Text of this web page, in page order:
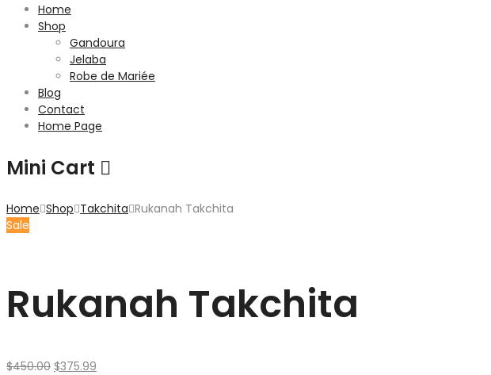
Home
Shop
Gandoura
Jelaba
Robe de Mariée
Blog
Contact
Home Page
Mini Cart
Home Shop Takchita Rukanah Takchita
Sale
Rukanah Takchita
$450.00 $375.99